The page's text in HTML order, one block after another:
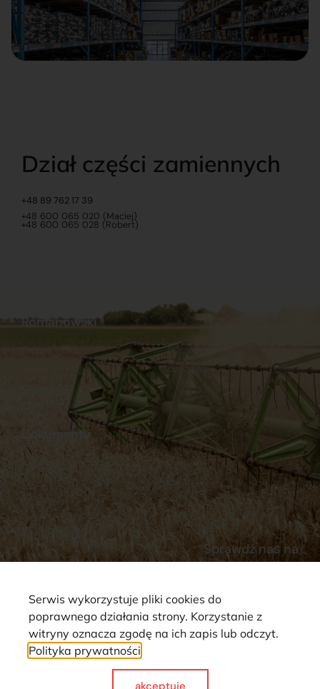
Dział części zamiennych
+48 89 762 17 39
+48 600 065 020 (Maciej)
+48 600 065 028 (Robert)
Dokumenty
Regulamin
Polityka prywatności
Reklamacje i zwroty
Dostawy
Płatności
Romanowski
Sklep internetowy
Praca
Ubezpieczenia
Sprawdź nas na
Strona wykorzystuje pliki cookie. Wszystkie prawa zastrzeżone ©
Serwis wykorzystuje pliki cookies do
poprawnego działania strony. Korzystanie z
witryny oznacza zgodę na ich zapis lub odczyt.
Polityka prywatności
akceptuje